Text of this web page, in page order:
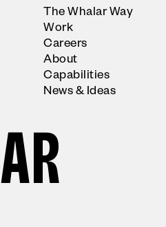
The Whalar Way
Work
Careers
About
Capabilities
News & Ideas
AR